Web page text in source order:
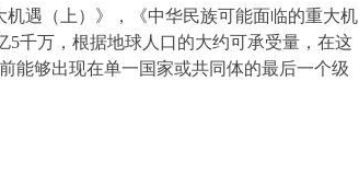
遇（上）》，《中华民族可能面临的重大机
5千万，根据地球人口的大约可承受量，在这
能够出现在单一国家或共同体的最后一个级